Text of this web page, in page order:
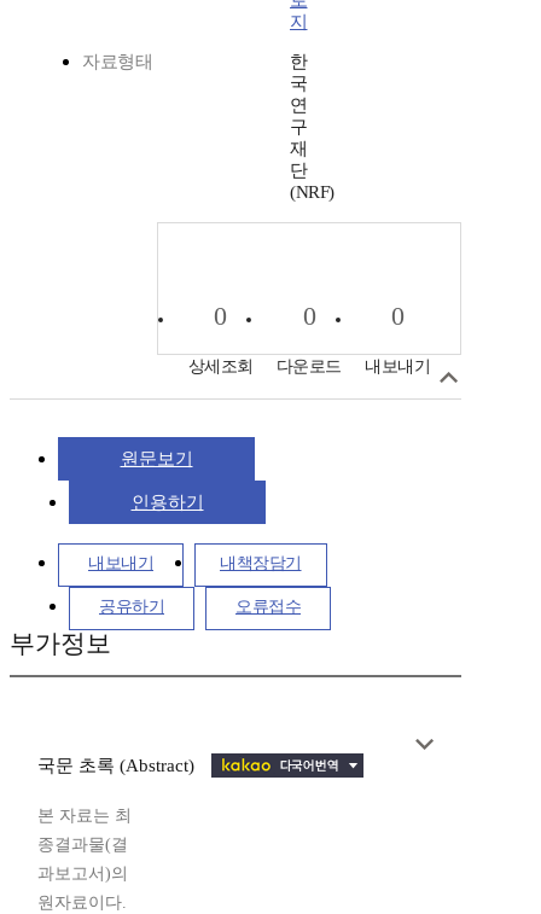
지
자료형태
한
국
연
구
재
단
(NRF)
0
상세조회
0
다운로드
0
내보내기
원문보기
인용하기
내보내기 내책장담기
공유하기 오류접수
부가정보
국문 초록 (Abstract)
본 자료는 최
종결과물(결
과보고서)의
원자료이다.